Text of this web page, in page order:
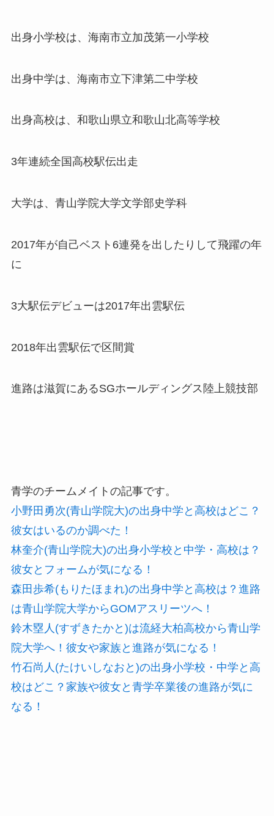
出身小学校は、海南市立加茂第一小学校
出身中学は、海南市立下津第二中学校
出身高校は、和歌山県立和歌山北高等学校
3年連続全国高校駅伝出走
大学は、青山学院大学文学部史学科
2017年が自己ベスト6連発を出したりして飛躍の年
に
3大駅伝デビューは2017年出雲駅伝
2018年出雲駅伝で区間賞
進路は滋賀にあるSGホールディングス陸上競技部
青学のチームメイトの記事です。
小野田勇次(青山学院大)の出身中学と高校はどこ？
彼女はいるのか調べた！
林奎介(青山学院大)の出身小学校と中学・高校は？
彼女とフォームが気になる！
森田歩希(もりたほまれ)の出身中学と高校は？進路
は青山学院大学からGOMアスリーツへ！
鈴木塁人(すずきたかと)は流経大柏高校から青山学
院大学へ！彼女や家族と進路が気になる！
竹石尚人(たけいしなおと)の出身小学校・中学と高
校はどこ？家族や彼女と青学卒業後の進路が気に
なる！